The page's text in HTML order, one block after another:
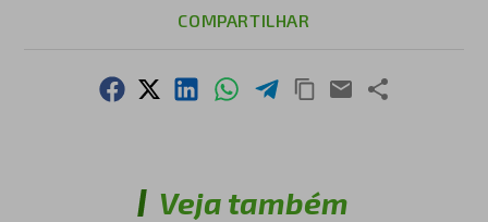
COMPARTILHAR
Veja também